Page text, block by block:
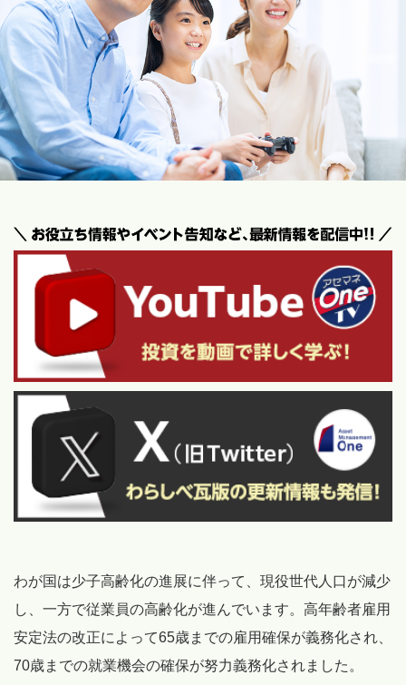
わが国は少子高齢化の進展に伴って、現役世代人口が減少
し、一方で従業員の高齢化が進んでいます。高年齢者雇用
安定法の改正によって65歳までの雇用確保が義務化され、
70歳までの就業機会の確保が努力義務化されました。